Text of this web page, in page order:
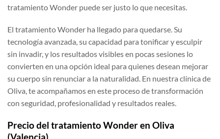
tratamiento Wonder puede ser justo lo que necesitas.
El tratamiento Wonder ha llegado para quedarse. Su
tecnología avanzada, su capacidad para tonificar y esculpir
sin invadir, y los resultados visibles en pocas sesiones lo
convierten en una opción ideal para quienes desean mejorar
su cuerpo sin renunciar a la naturalidad. En nuestra clínica de
Oliva, te acompañamos en este proceso de transformación
con seguridad, profesionalidad y resultados reales.
Precio del tratamiento Wonder en Oliva